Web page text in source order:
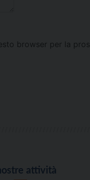
browser per la
attività